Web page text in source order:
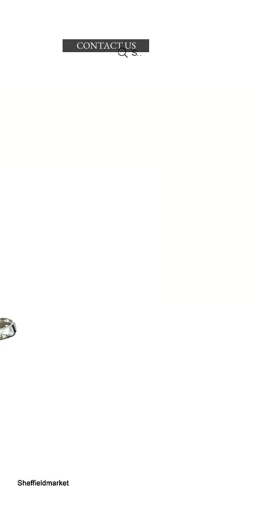
CONTACT US
Search